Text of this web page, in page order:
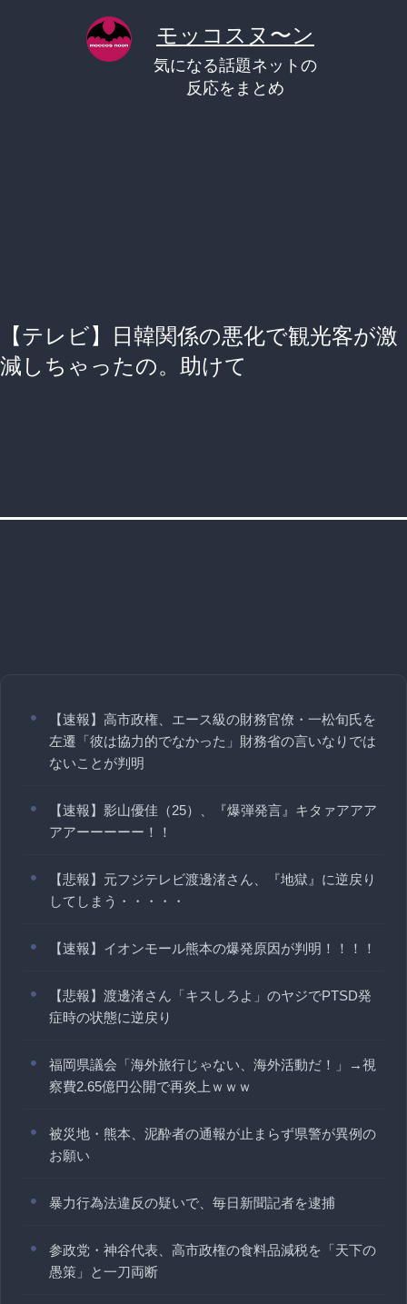
モッコスヌ〜ン
気になる話題ネットの
反応をまとめ
【テレビ】日韓関係の悪化で観光客が激
減しちゃったの。助けて
【速報】高市政権、エース級の財務官僚・一松旬氏を
左遷「彼は協力的でなかった」財務省の言いなりでは
ないことが判明
【速報】影山優佳（25）、『爆弾発言』キタァアアア
アアーーーーー！！
【悲報】元フジテレビ渡邊渚さん、『地獄』に逆戻り
してしまう・・・・・
【速報】イオンモール熊本の爆発原因が判明！！！！
【悲報】渡邊渚さん「キスしろよ」のヤジでPTSD発
症時の状態に逆戻り
福岡県議会「海外旅行じゃない、海外活動だ！」→視
察費2.65億円公開で再炎上ｗｗｗ
被災地・熊本、泥酔者の通報が止まらず県警が異例の
お願い
暴力行為法違反の疑いで、毎日新聞記者を逮捕
参政党・神谷代表、高市政権の食料品減税を「天下の
愚策」と一刀両断